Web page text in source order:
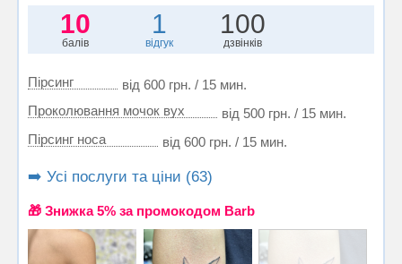
10
балів
1
відгук
100
дзвінків
Пірсинг
від 600 грн. / 15 мин.
Проколювання мочок вух
від 500 грн. / 15 мин.
Пірсинг носа
від 600 грн. / 15 мин.
➡️ Усі послуги та ціни (63)
🎁 Знижка 5% за промокодом Barb